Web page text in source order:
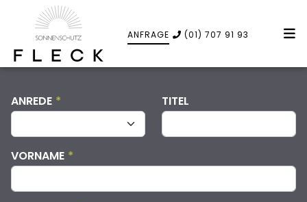
ANFRAGE (01) 707 91 93
ANREDE * TITEL
VORNAME *